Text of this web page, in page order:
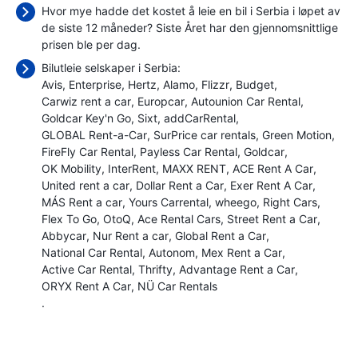
Hvor mye hadde det kostet å leie en bil i Serbia i løpet av
de siste 12 måneder? Siste Året har den gjennomsnittlige
prisen ble per dag.
Bilutleie selskaper i Serbia:
Avis Enterprise Hertz Alamo Flizzr Budget
Carwiz rent a car Europcar Autounion Car Rental
Goldcar Key'n Go Sixt addCarRental
GLOBAL Rent-a-Car SurPrice car rentals Green Motion
FireFly Car Rental Payless Car Rental Goldcar
OK Mobility InterRent MAXX RENT ACE Rent A Car
United rent a car Dollar Rent a Car Exer Rent A Car
MÁS Rent a car Yours Carrental wheego Right Cars
Flex To Go OtoQ Ace Rental Cars Street Rent a Car
Abbycar Nur Rent a car Global Rent a Car
National Car Rental Autonom Mex Rent a Car
Active Car Rental Thrifty Advantage Rent a Car
ORYX Rent A Car NÜ Car Rentals
.